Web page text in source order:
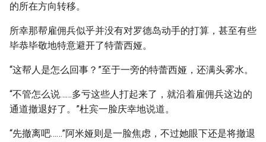
的所在方向转移。
所幸那帮雇佣兵似乎并没有对罗德岛动手的打算，甚至有些
毕恭毕敬地特意避开了特蕾西娅。
“这帮人是怎么回事？”至于一旁的特蕾西娅，还满头雾水。
“不管怎么说……多亏这些人打起来了，就沿着雇佣兵这边的
通道撤退好了。”杜宾一脸庆幸地说道。
“先撤离吧……”阿米娅则是一脸焦虑，不过她眼下还是将撤退